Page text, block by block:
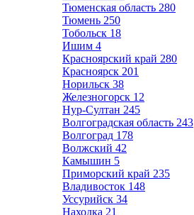
Тюменская область 280
Тюмень 250
Тобольск 18
Ишим 4
Красноярский край 280
Красноярск 201
Норильск 38
Железногорск 12
Нур-Султан 245
Волгоградская область 243
Волгоград 178
Волжский 42
Камышин 5
Приморский край 235
Владивосток 148
Уссурийск 34
Находка 21